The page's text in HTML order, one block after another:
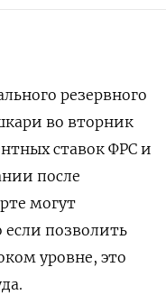
резервного
во вторник
ставок ФРС и
после
могут
если позволить
уровне, это